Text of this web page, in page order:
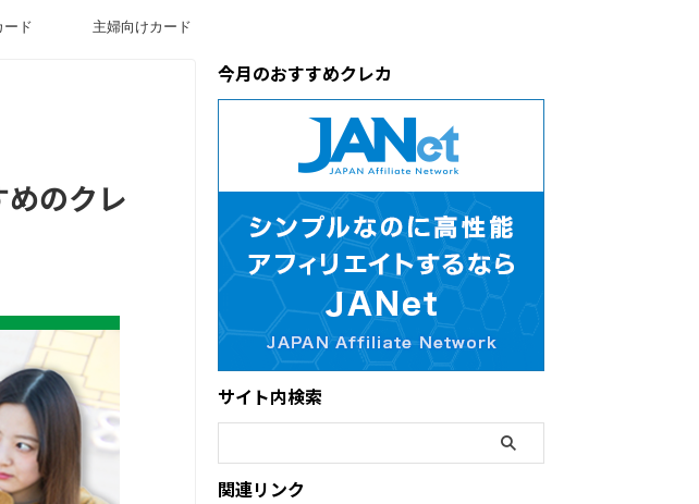
ード 主婦向けカード
のクレ
今月のおすすめクレカ
サイト内検索
関連リンク